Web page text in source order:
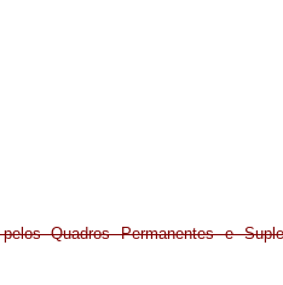
Quadros Permanentes e